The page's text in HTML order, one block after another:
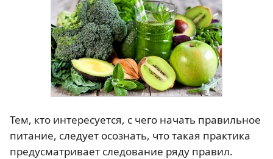
Тем, кто интересуется, с чего начать правильное
питание, следует осознать, что такая практика
предусматривает следование ряду правил.